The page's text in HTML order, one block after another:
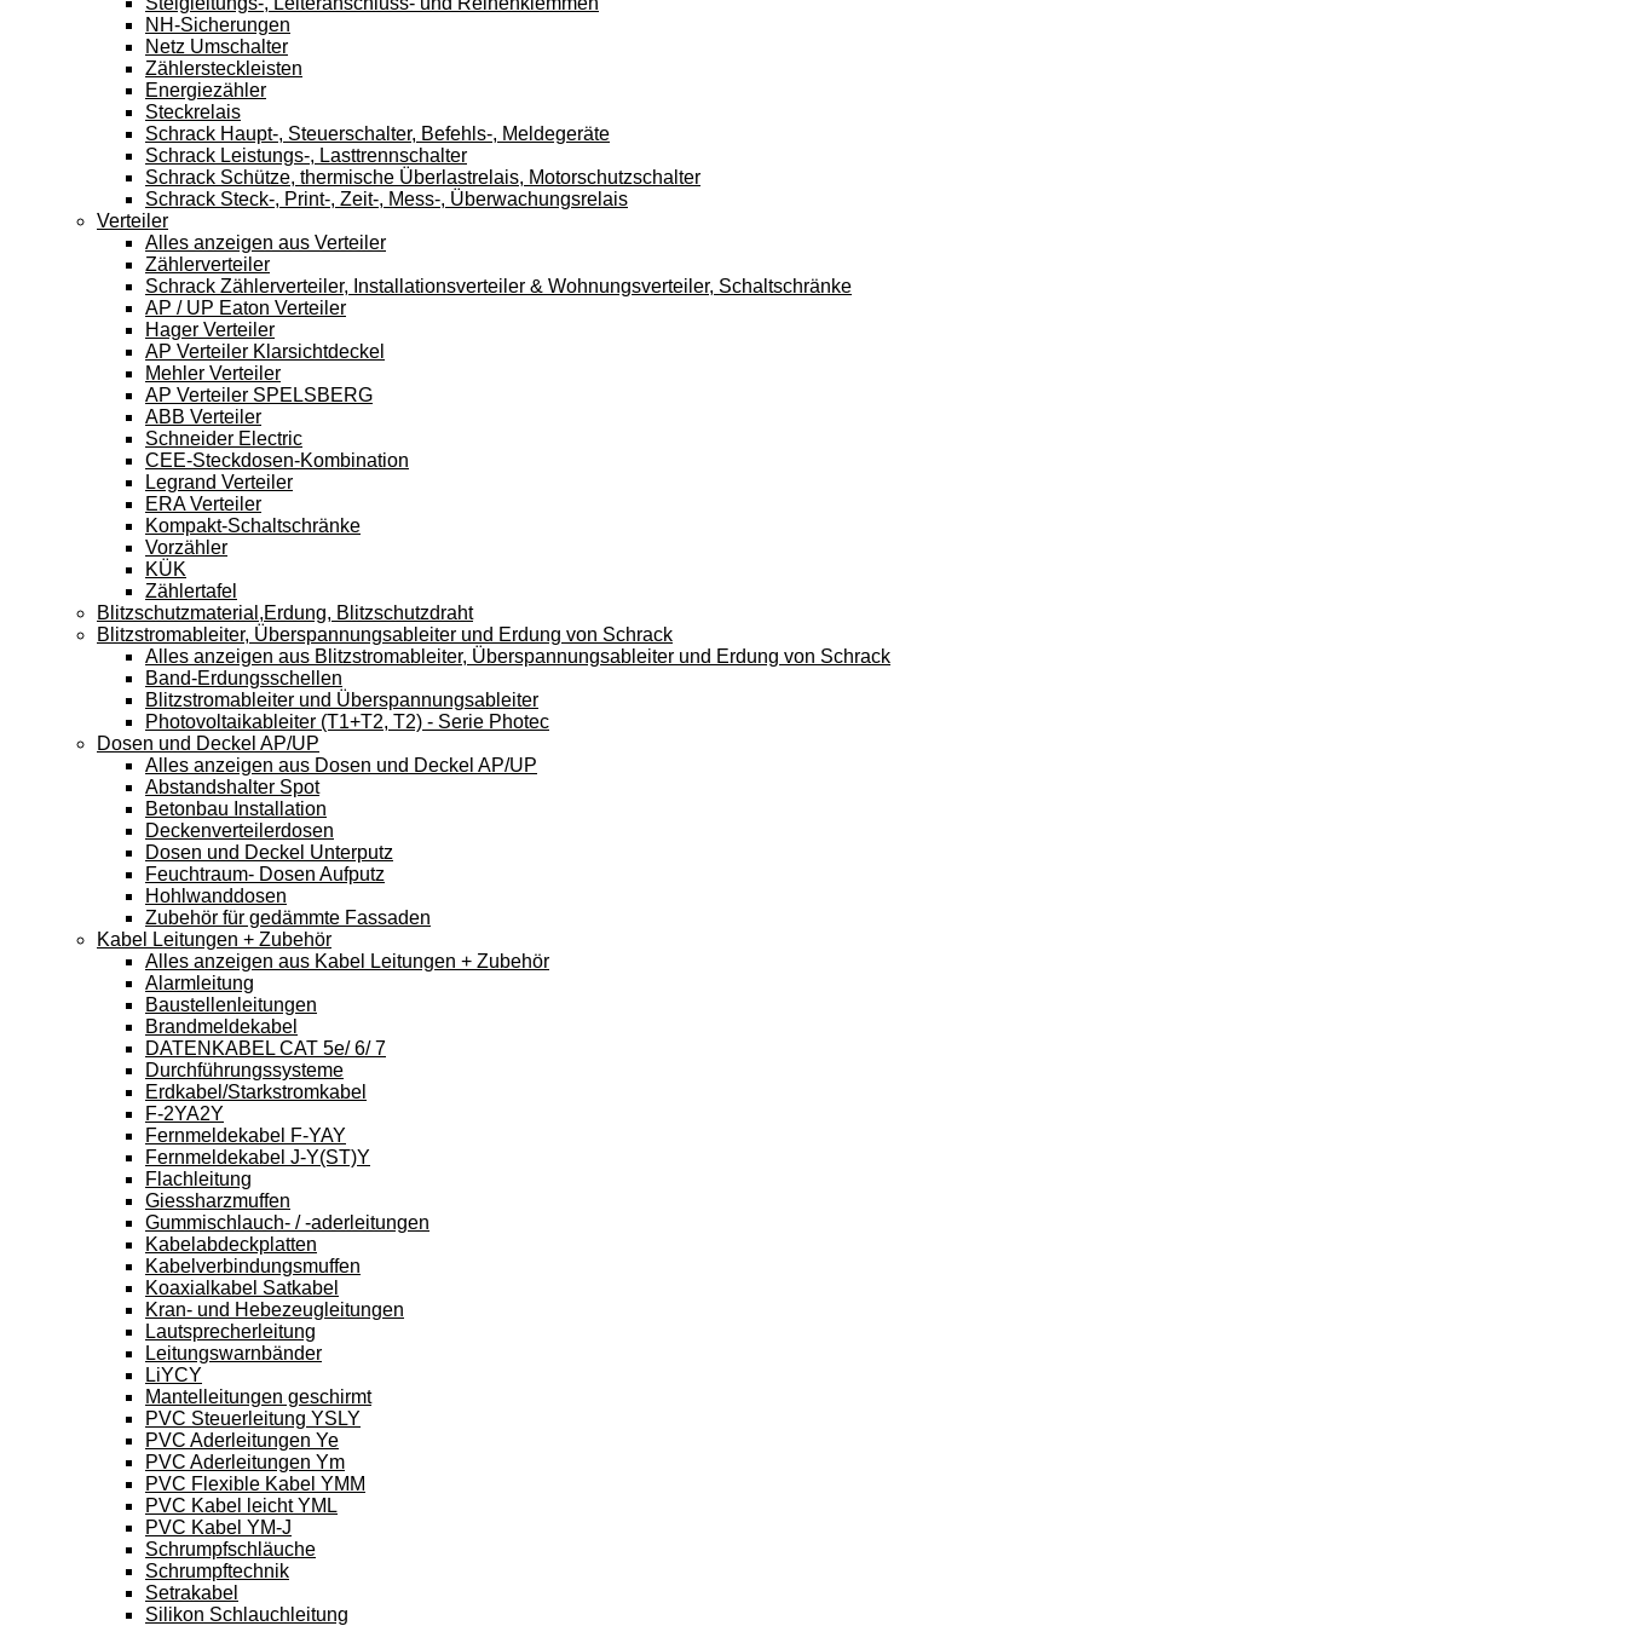
NH-Sicherungen
Netz Umschalter
Zählersteckleisten
Energiezähler
Steckrelais
Schrack Haupt-, Steuerschalter, Befehls-, Meldegeräte
Schrack Leistungs-, Lasttrennschalter
Schrack Schütze, thermische Überlastrelais, Motorschutzschalter
Schrack Steck-, Print-, Zeit-, Mess-, Überwachungsrelais
Verteiler
Alles anzeigen aus Verteiler
Zählerverteiler
Schrack Zählerverteiler, Installationsverteiler & Wohnungsverteiler, Schaltschränke
AP / UP Eaton Verteiler
Hager Verteiler
AP Verteiler Klarsichtdeckel
Mehler Verteiler
AP Verteiler SPELSBERG
ABB Verteiler
Schneider Electric
CEE-Steckdosen-Kombination
Legrand Verteiler
ERA Verteiler
Kompakt-Schaltschränke
Vorzähler
KÜK
Zählertafel
Blitzschutzmaterial,Erdung, Blitzschutzdraht
Blitzstromableiter, Überspannungsableiter und Erdung von Schrack
Alles anzeigen aus Blitzstromableiter, Überspannungsableiter und Erdung von Schrack
Band-Erdungsschellen
Blitzstromableiter und Überspannungsableiter
Photovoltaikableiter (T1+T2, T2) - Serie Photec
Dosen und Deckel AP/UP
Alles anzeigen aus Dosen und Deckel AP/UP
Abstandshalter Spot
Betonbau Installation
Deckenverteilerdosen
Dosen und Deckel Unterputz
Feuchtraum- Dosen Aufputz
Hohlwanddosen
Zubehör für gedämmte Fassaden
Kabel Leitungen + Zubehör
Alles anzeigen aus Kabel Leitungen + Zubehör
Alarmleitung
Baustellenleitungen
Brandmeldekabel
DATENKABEL CAT 5e/ 6/ 7
Durchführungssysteme
Erdkabel/Starkstromkabel
F-2YA2Y
Fernmeldekabel F-YAY
Fernmeldekabel J-Y(ST)Y
Flachleitung
Giessharzmuffen
Gummischlauch- / -aderleitungen
Kabelabdeckplatten
Kabelverbindungsmuffen
Koaxialkabel Satkabel
Kran- und Hebezeugleitungen
Lautsprecherleitung
Leitungswarnbänder
LiYCY
Mantelleitungen geschirmt
PVC Steuerleitung YSLY
PVC Aderleitungen Ye
PVC Aderleitungen Ym
PVC Flexible Kabel YMM
PVC Kabel leicht YML
PVC Kabel YM-J
Schrumpfschläuche
Schrumpftechnik
Setrakabel
Silikon Schlauchleitung